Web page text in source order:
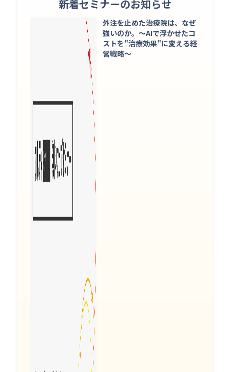
新着セミナーのお知らせ
外注を止めた治療院は、なぜ
強いのか。〜AIで浮かせたコ
ストを"治療効果"に変える経
営戦略〜